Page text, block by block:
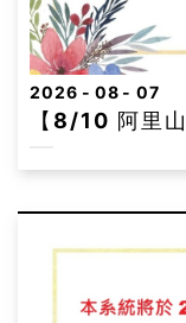
旅
聯
2026 08 07
【8/10 阿里